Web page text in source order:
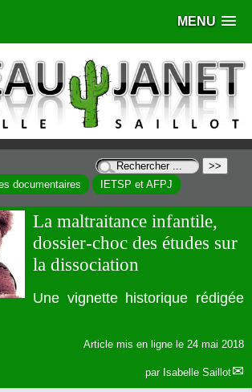
MENU
documentaires IETSP et AFPJ
La maltraitance infantile,
dossier-choc des études sur
la dissociation
Une vignette historique rédigée
Article mis en ligne le 24 mai 2018
par Isabelle Saillot